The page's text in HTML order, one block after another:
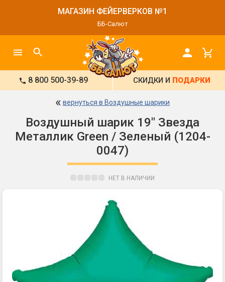
МАГАЗИН ФЕЙЕРВЕРКОВ №1
ББ-Салют
8 800 500-39-89 СКИДКИ И ПОДАРКИ
« вернуться в Воздушные шарики
Воздушный шарик 19" Звезда
Металлик Green / Зеленый (1204-
0047)
НЕТ В НАЛИЧИИ